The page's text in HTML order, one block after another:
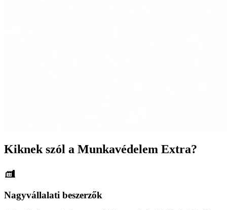
Kiknek szól a Munkavédelem Extra?
Nagyvállalati beszerzők